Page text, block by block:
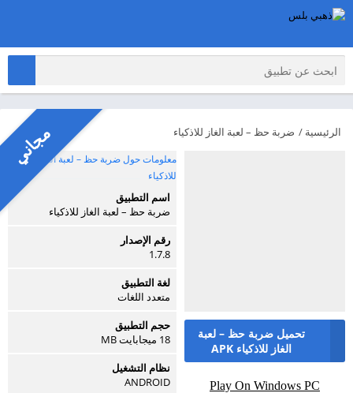
الرئيسية / ضربة حظ – لعبة الغاز للاذكياء
تحميل ضربة حظ – لعبة
الغاز للاذكياء APK
Play On Windows PC
معلومات حول ضربة حظ – لعبة الغاز
للاذكياء
اسم التطبيق
ضربة حظ – لعبة الغاز للاذكياء
رقم الإصدار
1.7.8
لغة التطبيق
متعدد اللغات
حجم التطبيق
18 ميجابايت MB
نظام التشغيل
ANDROID
مجاني